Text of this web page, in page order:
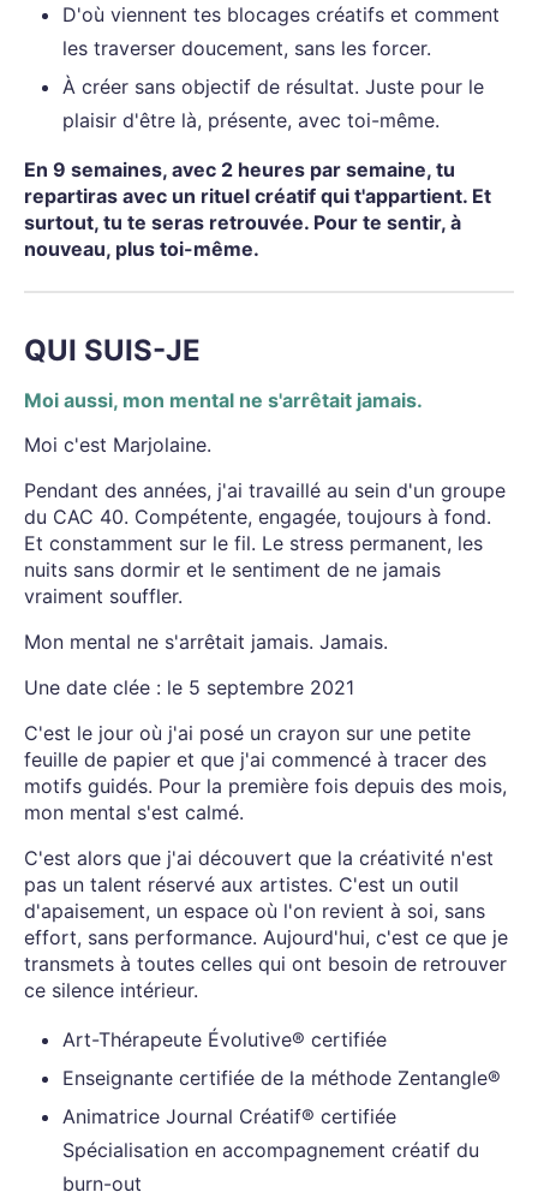
D'où viennent tes blocages créatifs et comment
les traverser doucement, sans les forcer.
À créer sans objectif de résultat. Juste pour le
plaisir d'être là, présente, avec toi-même.
En 9 semaines, avec 2 heures par semaine, tu
repartiras avec un rituel créatif qui t'appartient. Et
surtout, tu te seras retrouvée. Pour te sentir, à
nouveau, plus toi-même.
QUI SUIS-JE
Moi aussi, mon mental ne s'arrêtait jamais.
Moi c'est Marjolaine.
Pendant des années, j'ai travaillé au sein d'un groupe
du CAC 40. Compétente, engagée, toujours à fond.
Et constamment sur le fil. Le stress permanent, les
nuits sans dormir et le sentiment de ne jamais
vraiment souffler.
Mon mental ne s'arrêtait jamais. Jamais.
Une date clée : le 5 septembre 2021
C'est le jour où j'ai posé un crayon sur une petite
feuille de papier et que j'ai commencé à tracer des
motifs guidés. Pour la première fois depuis des mois,
mon mental s'est calmé.
C'est alors que j'ai découvert que la créativité n'est
pas un talent réservé aux artistes. C'est un outil
d'apaisement, un espace où l'on revient à soi, sans
effort, sans performance. Aujourd'hui, c'est ce que je
transmets à toutes celles qui ont besoin de retrouver
ce silence intérieur.
Art-Thérapeute Évolutive® certifiée
Enseignante certifiée de la méthode Zentangle®
Animatrice Journal Créatif® certifiée
Spécialisation en accompagnement créatif du
burn-out